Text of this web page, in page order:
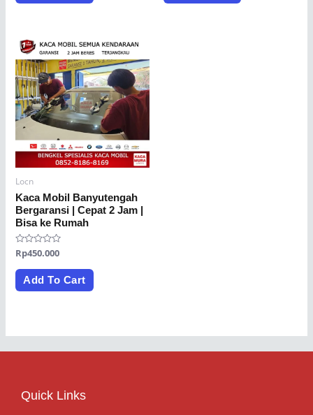
Locn
Kaca Mobil Banyutengah
Bergaransi | Cepat 2 Jam |
Bisa ke Rumah
Rated
0
out
Rp450.000
Add To Cart
Quick Links